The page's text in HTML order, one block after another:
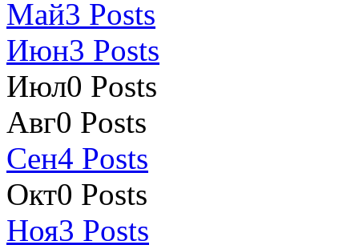
Май3 Posts
Июн3 Posts
Июл0 Posts
Авг0 Posts
Сен4 Posts
Окт0 Posts
Ноя3 Posts